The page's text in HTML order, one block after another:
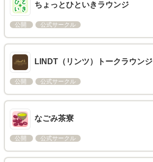
ちょっとひといきラウンジ
公開 公式サークル
LINDT（リンツ）トークラウンジ
公開 公式サークル
なごみ茶寮
公開 公式サークル